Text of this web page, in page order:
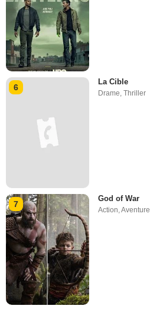
6
La Cible
Drame,Thriller
7
God of War
Action,Aventure